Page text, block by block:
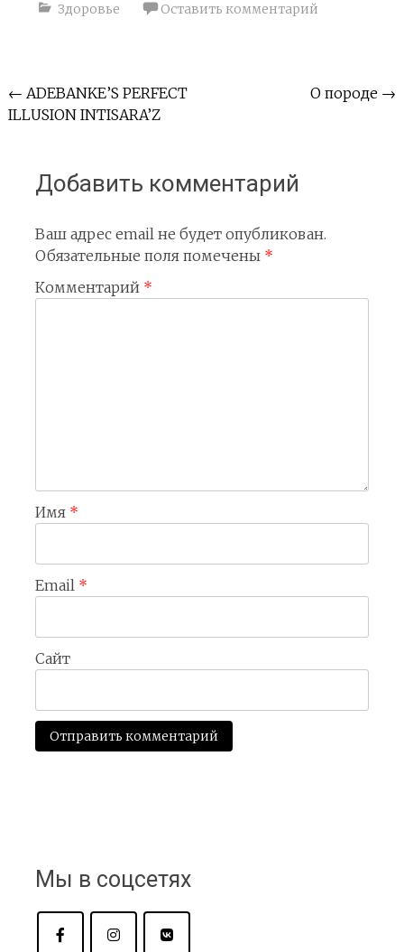
Здоровье Оставить комментарий
Навигация
по
← ADEBANKE’S PERFECT
ILLUSION INTISARA’Z
О породе →
Добавить комментарий
Ваш адрес email не будет опубликован.
Обязательные поля помечены *
Комментарий *
Имя *
Email *
Сайт
Мы в соцсетях